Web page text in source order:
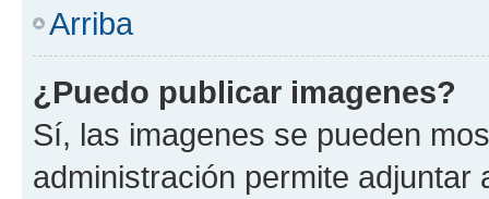
Arriba
¿Puedo publicar imagenes?
Sí, las imagenes se pueden
administración permite